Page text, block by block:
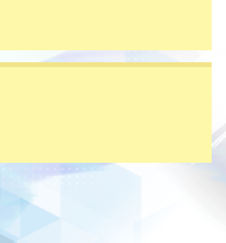
中心報名。
課程申請和付款在系
成功付款並不保證成
請，課程組職員將儘
上報讀，相同的課